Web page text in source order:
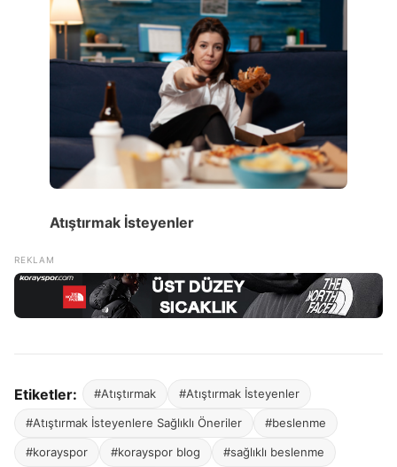
Atıştırmak İsteyenler
Etiketler: #Atıştırmak #Atıştırmak İsteyenler
#Atıştırmak İsteyenlere Sağlıklı Öneriler #beslenme
#korayspor #korayspor blog #sağlıklı beslenme